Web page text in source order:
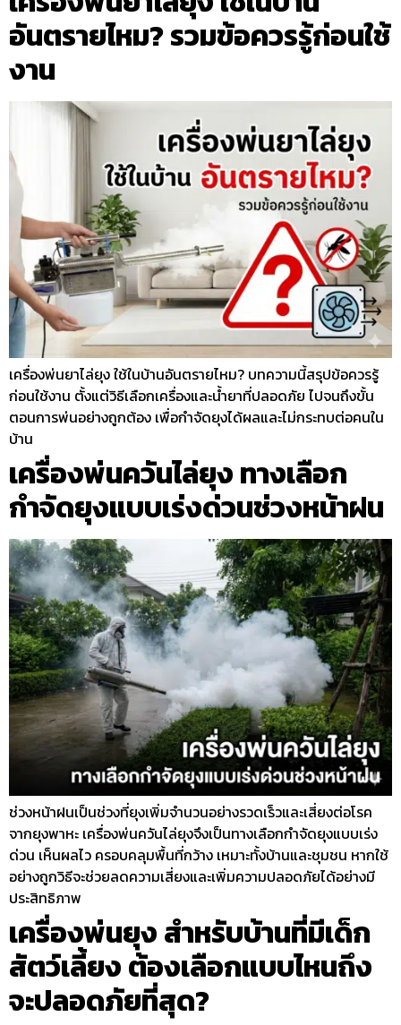
อันตรายไหม? รวมข้อควรรู้ก่อนใช้
งาน
เครื่องพ่นยาไล่ยุง ใช้ในบ้านอันตรายไหม? บทความนี้สรุปข้อควรรู้
ก่อนใช้งาน ตั้งแต่วิธีเลือกเครื่องและน้ำยาที่ปลอดภัย ไปจนถึงขั้น
ตอนการพ่นอย่างถูกต้อง เพื่อกำจัดยุงได้ผลและไม่กระทบต่อคนใน
บ้าน
เครื่องพ่นควันไล่ยุง ทางเลือก
กำจัดยุงแบบเร่งด่วนช่วงหน้าฝน
ช่วงหน้าฝนเป็นช่วงที่ยุงเพิ่มจำนวนอย่างรวดเร็วและเสี่ยงต่อโรค
จากยุงพาหะ เครื่องพ่นควันไล่ยุงจึงเป็นทางเลือกกำจัดยุงแบบเร่ง
ด่วน เห็นผลไว ครอบคลุมพื้นที่กว้าง เหมาะทั้งบ้านและชุมชน หากใช้
อย่างถูกวิธีจะช่วยลดความเสี่ยงและเพิ่มความปลอดภัยได้อย่างมี
ประสิทธิภาพ
เครื่องพ่นยุง สำหรับบ้านที่มีเด็ก
สัตว์เลี้ยง ต้องเลือกแบบไหนถึง
จะปลอดภัยที่สุด?